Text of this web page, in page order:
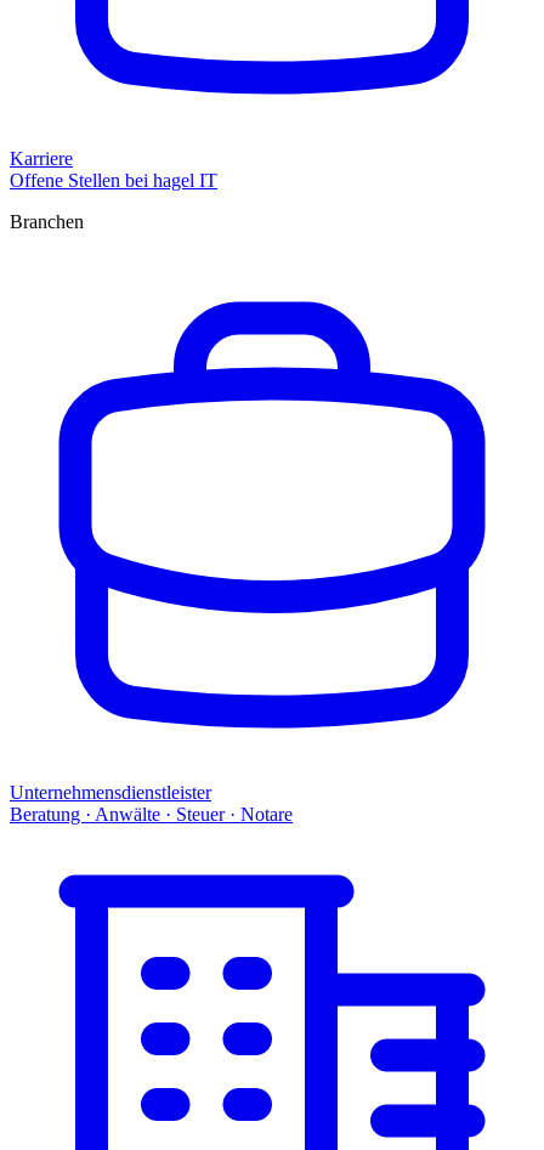
Karriere
Offene Stellen bei hagel IT
Branchen
Unternehmensdienstleister
Beratung · Anwälte · Steuer · Notare